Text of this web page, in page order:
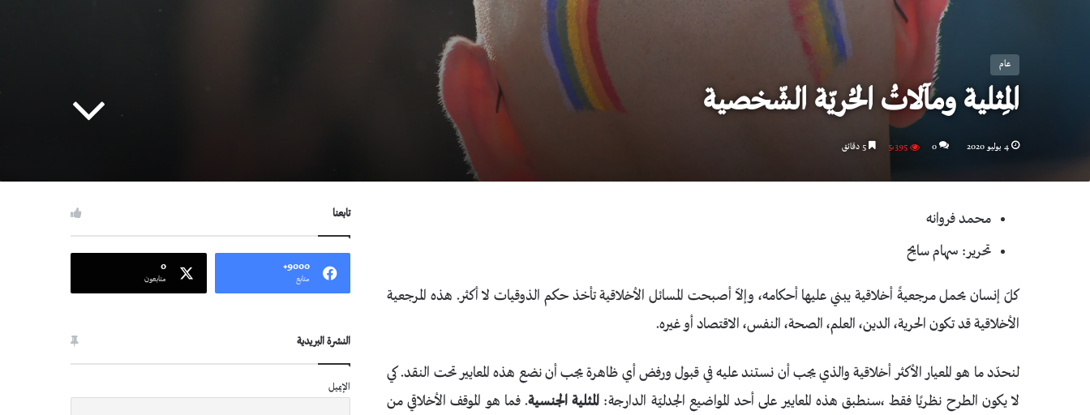
عام
المِثلية ومآلاتُ الحُريّة الشّخصية
4 يوليو 2020 0 5٬395
محمد فروانه
تحرير: سهام سايح
كلّ إنسان يحمل مرجعيةً أخلاقية يبني عليها أحكامه، وإلاّ أصبحت المسائل الأخلاقية تأخذ حكم الذوقيات لا أكثر. هذه المرجعية
الأخلاقية قد تكون الحرية، الدين، العلم، الصحة، النفس، الاقتصاد أو غيره.
لنحدّد ما هو المعيار الأكثر أخلاقية والذي يجب أن نستند عليه في قبول ورفض أي ظاهرة يجب أن نضع هذه المعايير تحت النقد. كي
لا يكون الطرح نظريًا فقط ،سنطبق هذه المعايير على أحد المواضيع الجدليّة الدارجة: المثلية الجنسية. فما هو الموقف الأخلاقي من
تابعنا
9000+
متابع
0
متابعون
النشرة البريدية
الإيميل